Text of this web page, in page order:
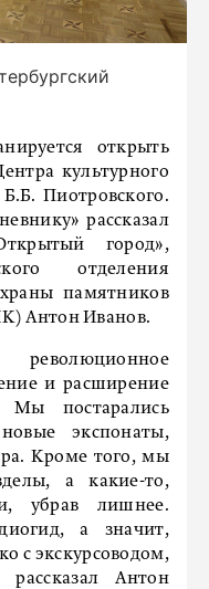
открыть
культурного
Пиотровского.
рассказал
город»,
отделения
памятников
Антон Иванов.
и расширение
Мы постарались
экспонаты,
Кроме того, мы
а какие-то,
убрав лишнее.
а значит,
с экскурсоводом,
Антон